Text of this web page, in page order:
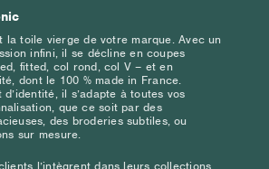
la toile vierge de votre marque. Avec un
infini, il se décline en coupes
fitted, col rond, col V – et en
dont le 100 % made in France.
il s’adapte à toutes vos
que ce soit par des
des broderies subtiles, ou
sur mesure.
l’intègrent dans leurs collections